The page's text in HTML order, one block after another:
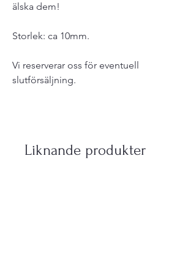
älska dem!
Storlek: ca 10mm.
Vi reserverar oss för eventuell
slutförsäljning.
Liknande produkter